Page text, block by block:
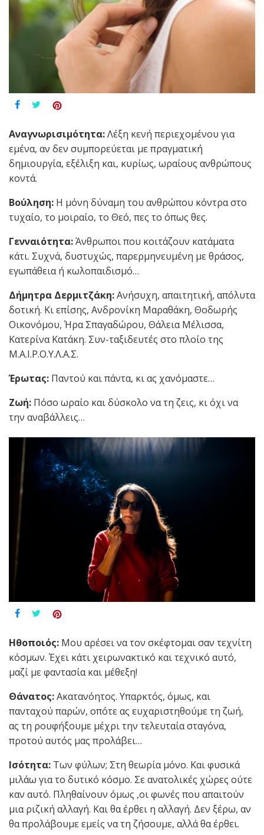
Αναγνωρισιμότητα:Λέξη κενή περιεχομένου για
εμένα, αν δεν συμπορεύεται με πραγματική
δημιουργία, εξέλιξη και, κυρίως, ωραίους ανθρώπους
κοντά.
Βούληση: Η μόνη δύναμη του ανθρώπου κόντρα στο
τυχαίο, το μοιραίο, το Θεό, πες το όπως θες.
Γενναιότητα:Άνθρωποι που κοιτάζουν κατάματα
κάτι. Συχνά, δυστυχώς, παρερμηνευμένη με θράσος,
εγωπάθεια ή κωλοπαιδισμό…
Δήμητρα Δερμιτζάκη:Ανήσυχη, απαιτητική, απόλυτα
δοτική. Κι επίσης, Ανδρονίκη Μαραθάκη, Θοδωρής
Οικονόμου, Ήρα Σπαγαδώρου, Θάλεια Μέλισσα,
Κατερίνα Κατάκη. Συν-ταξιδευτές στο πλοίο της
Μ.Α.Ι.Ρ.Ο.Υ.Λ.Α.Σ.
Έρωτας: Παντού και πάντα, κι ας χανόμαστε…
Ζωή: Πόσο ωραίο και δύσκολο να τη ζεις, κι όχι να
την αναβάλλεις…
Ηθοποιός: Μου αρέσει να τον σκέφτομαι σαν τεχνίτη
κόσμων. Έχει κάτι χειρωνακτικό και τεχνικό αυτό,
μαζί με φαντασία και μέθεξη!
Θάνατος:Ακατανόητος. Υπαρκτός, όμως, και
πανταχού παρών, οπότε ας ευχαριστηθούμε τη ζωή,
ας τη ρουφήξουμε μέχρι την τελευταία σταγόνα,
προτού αυτός μας προλάβει…
Ισότητα: Των φύλων; Στη θεωρία μόνο. Και φυσικά
μιλάω για το δυτικό κόσμο. Σε ανατολικές χώρες ούτε
καν αυτό. Πληθαίνουν όμως ,οι φωνές που απαιτούν
μια ριζική αλλαγή. Και θα έρθει η αλλαγή. Δεν ξέρω, αν
θα προλάβουμε εμείς να τη ζήσουμε, αλλά θα έρθει.